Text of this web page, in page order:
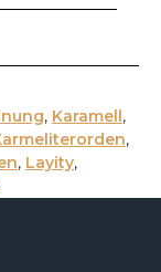
, Karamell,
,
, Layity,